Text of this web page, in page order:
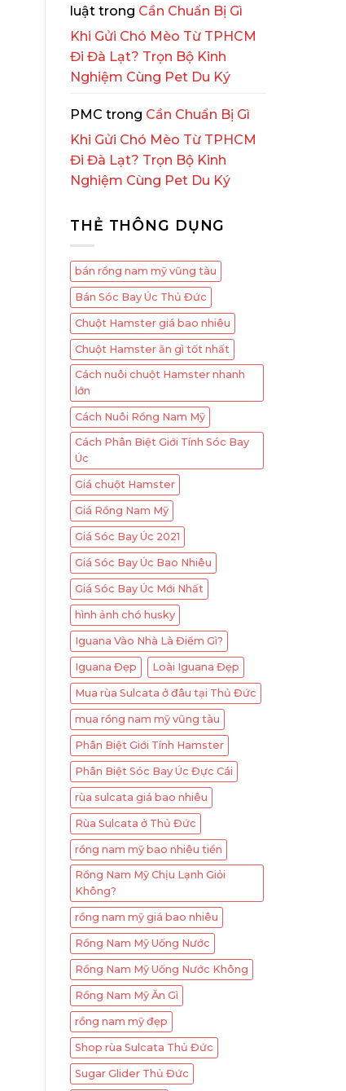
luật trong Cần Chuẩn Bị Gì
Khi Gửi Chó Mèo Từ TPHCM
Đi Đà Lạt? Trọn Bộ Kinh
Nghiệm Cùng Pet Du Ký
PMC trong Cần Chuẩn Bị Gì
Khi Gửi Chó Mèo Từ TPHCM
Đi Đà Lạt? Trọn Bộ Kinh
Nghiệm Cùng Pet Du Ký
THẺ THÔNG DỤNG
bán rồng nam mỹ vũng tàu
Bán Sóc Bay Úc Thủ Đức
Chuột Hamster giá bao nhiêu
Chuột Hamster ăn gì tốt nhất
Cách nuôi chuột Hamster nhanh
lớn
Cách Nuôi Rồng Nam Mỹ
Cách Phân Biệt Giới Tính Sóc Bay
Úc
Giá chuột Hamster
Giá Rồng Nam Mỹ
Giá Sóc Bay Úc 2021
Giá Sóc Bay Úc Bao Nhiêu
Giá Sóc Bay Úc Mới Nhất
hình ảnh chó husky
Iguana Vào Nhà Là Điềm Gì?
Iguana Đẹp Loài Iguana Đẹp
Mua rùa Sulcata ở đâu tại Thủ Đức
mua rồng nam mỹ vũng tàu
Phân Biệt Giới Tính Hamster
Phân Biệt Sóc Bay Úc Đực Cái
rùa sulcata giá bao nhiêu
Rùa Sulcata ở Thủ Đức
rồng nam mỹ bao nhiêu tiền
Rồng Nam Mỹ Chịu Lạnh Giỏi
Không?
rồng nam mỹ giá bao nhiêu
Rồng Nam Mỹ Uống Nước
Rồng Nam Mỹ Uống Nước Không
Rồng Nam Mỹ Ăn Gì
rồng nam mỹ đẹp
Shop rùa Sulcata Thủ Đức
Sugar Glider Thủ Đức